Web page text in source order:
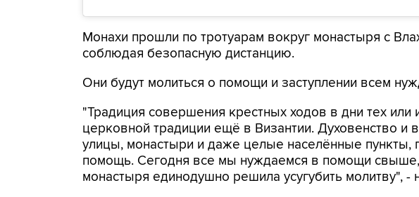
Монахи прошли по тротуарам вокруг монастыря с
соблюдая безопасную дистанцию.
Они будут молиться о помощи и заступлении всем
"Традиция совершения крестных ходов в дни тех или
церковной традиции ещё в Византии. Духовенство
улицы, монастыри и даже целые населённые пункты,
помощь. Сегодня все мы нуждаемся в помощи свыше,
монастыря единодушно решила усугубить молитву", -